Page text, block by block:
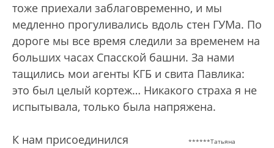
тоже приехали заблаговременно, и мы
медленно прогуливались вдоль стен ГУМа. По
дороге мы все время следили за временем на
больших часах Спасской башни. За нами
тащились мои агенты КГБ и свита Павлика:
это был целый кортеж… Никакого страха я не
испытывала, только была напряжена.
******Татьяна
К нам присоединился